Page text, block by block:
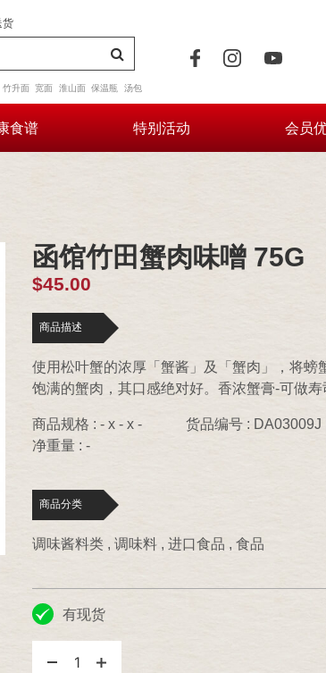
货
竹升面 宽面 淮山面 保温瓶 汤包
食谱 特别活动 会员
函馆竹田蟹肉味噌 75G
$45.00
商品描述
使用松叶蟹的浓厚「蟹酱」及「蟹肉」，将螃
饱满的蟹肉，其口感绝对好。香浓蟹膏-可做
商品规格 : - x - x -
货品编号 : DA03009J
净重量 : -
商品分类
调味酱料类 , 调味料 , 进口食品 , 食品
有现货
1